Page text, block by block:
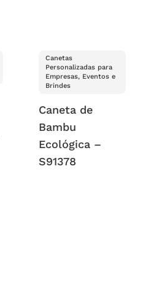
Canetas
Personalizadas para
Empresas, Eventos e
Brindes
Caneta de
Bambu
Ecológica –
S91378